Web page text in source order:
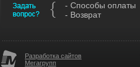
Разработка сайтов
Мегагрупп
- Способы оплаты
- Возврат